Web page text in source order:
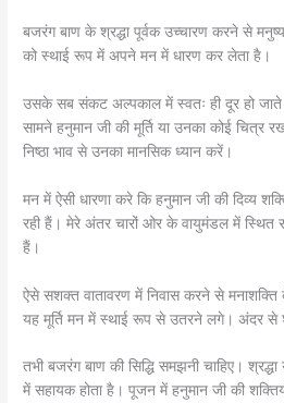
बजरंग बाण के श्रद्धा पूर्वक उच्चारण करने से
को स्थाई रूप में अपने मन में धारण कर लेता है।
उसके सब संकट अल्पकाल में स्वतः ही दूर हो
सामने हनुमान जी की मूर्ति या उनका कोई चित्र
निष्ठा भाव से उनका मानसिक ध्यान करें।
मन में ऐसी धारणा करे कि हनुमान जी की दिव्य
रही हैं। मेरे अंतर चारों ओर के वायुमंडल में स्थित
हैं।
ऐसे सशक्त वातावरण में निवास करने से
यह मूर्ति मन में स्थाई रूप से उतरने लगे। अंदर
तभी बजरंग बाण की सिद्धि समझनी चाहिए।
में सहायक होता है। पूजन में हनुमान जी की